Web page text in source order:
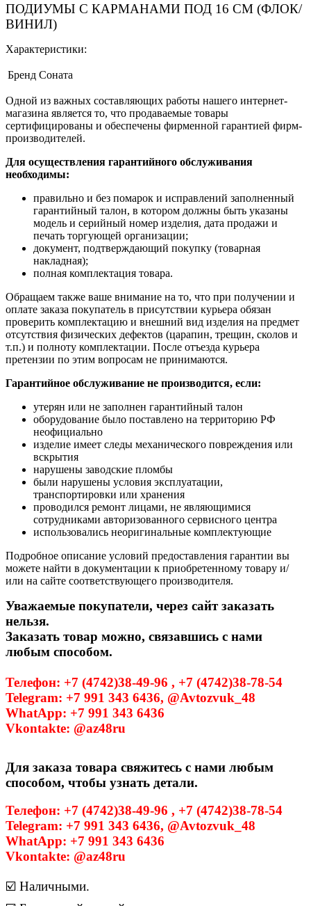
ПОДИУМЫ С КАРМАНАМИ ПОД 16 СМ (ФЛОК/
ВИНИЛ)
Характеристики:
Бренд Соната
Одной из важных составляющих работы нашего интернет-
магазина является то, что продаваемые товары
сертифицированы и обеспечены фирменной гарантией фирм-
производителей.
Для осуществления гарантийного обслуживания
необходимы:
правильно и без помарок и исправлений заполненный
гарантийный талон, в котором должны быть указаны
модель и серийный номер изделия, дата продажи и
печать торгующей организации;
документ, подтверждающий покупку (товарная
накладная);
полная комплектация товара.
Обращаем также ваше внимание на то, что при получении и
оплате заказа покупатель в присутствии курьера обязан
проверить комплектацию и внешний вид изделия на предмет
отсутствия физических дефектов (царапин, трещин, сколов и
т.п.) и полноту комплектации. После отъезда курьера
претензии по этим вопросам не принимаются.
Гарантийное обслуживание не производится, если:
утерян или не заполнен гарантийный талон
оборудование было поставлено на территорию РФ
неофициально
изделие имеет следы механического повреждения или
вскрытия
нарушены заводские пломбы
были нарушены условия эксплуатации,
транспортировки или хранения
проводился ремонт лицами, не являющимися
сотрудниками авторизованного сервисного центра
использовались неоригинальные комплектующие
Подробное описание условий предоставления гарантии вы
можете найти в документации к приобретенному товару и/
или на сайте соответствующего производителя.
Уважаемые покупатели, через сайт заказать
нельзя.
Заказать товар можно, связавшись с нами
любым способом.
Телефон: +7 (4742)38-49-96 , +7 (4742)38-78-54
Telegram: +7 991 343 6436, @Avtozvuk_48
WhatApp: +7 991 343 6436
Vkontakte: @az48ru
Для заказа товара свяжитесь с нами любым
способом, чтобы узнать детали.
Телефон: +7 (4742)38-49-96 , +7 (4742)38-78-54
Telegram: +7 991 343 6436, @Avtozvuk_48
WhatApp: +7 991 343 6436
Vkontakte: @az48ru
☑️ Наличными.